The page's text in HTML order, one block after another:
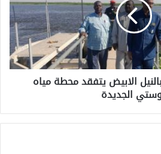
الابيض يتفقد محطة مياه
الجديدة